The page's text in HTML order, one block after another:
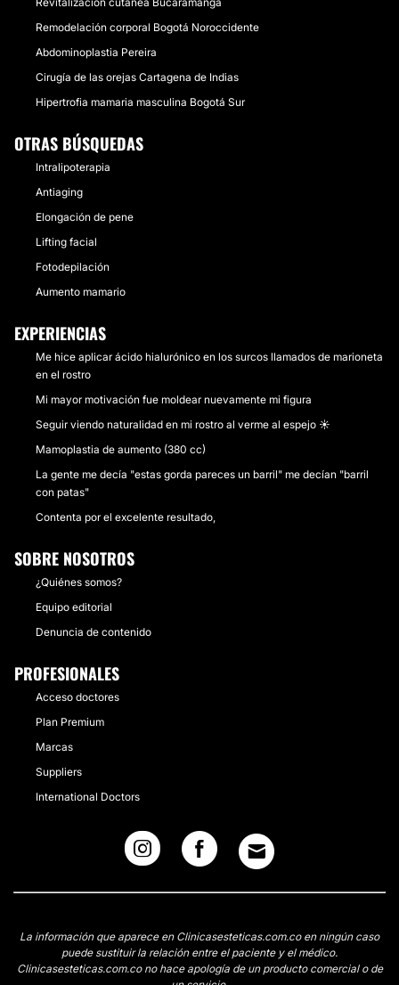
Remodelación corporal Bogotá Noroccidente
Abdominoplastia Pereira
Cirugía de las orejas Cartagena de Indias
Hipertrofia mamaria masculina Bogotá Sur
OTRAS BÚSQUEDAS
Intralipoterapia
Antiaging
Elongación de pene
Lifting facial
Fotodepilación
Aumento mamario
EXPERIENCIAS
Me hice aplicar ácido hialurónico en los surcos llamados de marioneta
en el rostro
Mi mayor motivación fue moldear nuevamente mi figura
Seguir viendo naturalidad en mi rostro al verme al espejo ☀
Mamoplastia de aumento (380 cc)
La gente me decía "estas gorda pareces un barril" me decían "barril
con patas"
Contenta por el excelente resultado,
SOBRE NOSOTROS
¿Quiénes somos?
Equipo editorial
Denuncia de contenido
PROFESIONALES
Acceso doctores
Plan Premium
Marcas
Suppliers
International Doctors
La información que aparece en Clinicasesteticas.com.co en ningún caso
puede sustituir la relación entre el paciente y el médico.
Clinicasesteticas.com.co no hace apología de un producto comercial o de